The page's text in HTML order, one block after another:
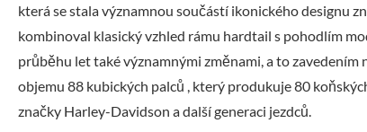
která se stala významnou součástí ikonického designu
kombinoval klasický vzhled rámu hardtail s pohodlím
průběhu let také významnými změnami, a to
objemu 88 kubických palců , který produkuje 80
značky Harley-Davidson a další generaci jezdců.